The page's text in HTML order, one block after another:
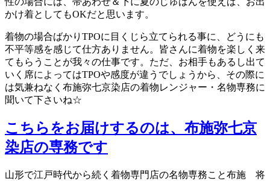
かけ着としてもOKだと思います。
着物の場合ばかりTPOに目くじら立てられる事に、どうにも
不平等感を感じて仕方ありません。皆さんに着物を楽しく来
てもらうことが我々の仕事です。ただ、お相手もあるし出て
いく席によってはTPOや感度が違うでしょうから、その際に
は気兼ねなく布施弥七京染店の着物レンジャー・名物専務に
聞いて下さいね☆
こちらをお届けするのは、布施弥七京
染店の専務です
山形で江戸時代から続く着物専門店の名物専務こと布施 将